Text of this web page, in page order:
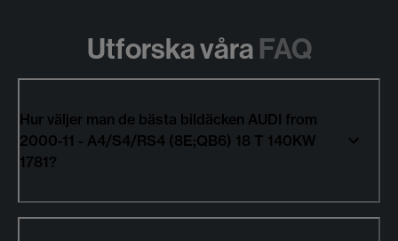
Utforska våra FAQ
Hur väljer man de bästa bildäcken AUDI from
2000-11 - A4/S4/RS4 (8E;QB6) 18 T 140KW
1781?